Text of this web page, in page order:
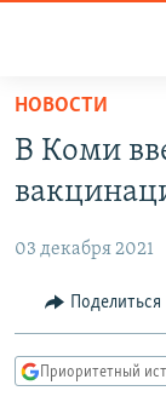
доступа
основному
Вернутся
главной
навигации
ЦИТАТЫ
МНЕНИЯ
IDEL.РЕАЛИИ
НОВОСТИ
В Коми
03 декабря 2021
Поделиться
Приоритетный